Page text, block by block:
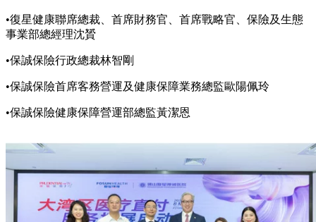
•復星健康聯席總裁、首席財務官、首席戰略官、保險及生態
事業部總經理沈贇
•保誠保險行政總裁林智剛
•保誠保險首席客務營運及健康保障業務總監歐陽佩玲
•保誠保險健康保障營運部總監黃潔恩